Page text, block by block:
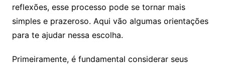
reflexões, esse processo pode se tornar mais
simples e prazeroso. Aqui vão algumas orientações
para te ajudar nessa escolha.
Primeiramente, é fundamental considerar seus